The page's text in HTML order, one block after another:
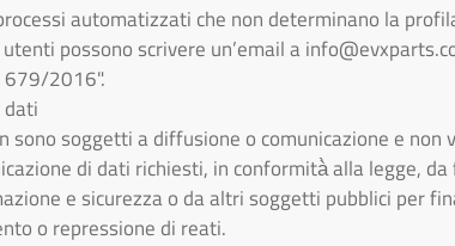
automatizzati che non determinano la
possono scrivere un’email a
679/2016".
dati
sono soggetti a diffusione o comunicazione e non
di dati richiesti, in conformità̀ alla legge,
e sicurezza o da altri soggetti pubblici per
o repressione di reati.